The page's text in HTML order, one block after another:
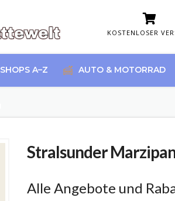
KOSTENLOSER
SHOPS A–Z AUTO & MOTORRAD
Stralsunder
Alle Angebote und